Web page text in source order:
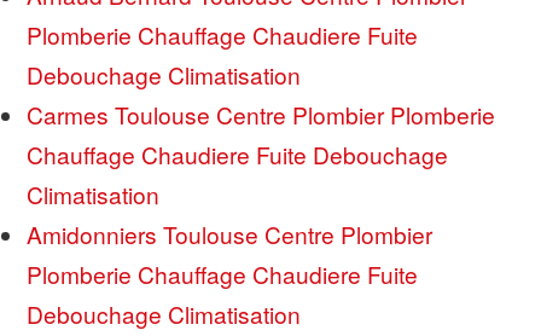
Plomberie Chauffage Chaudiere Fuite
Debouchage Climatisation
Carmes Toulouse Centre Plombier Plomberie
Chauffage Chaudiere Fuite Debouchage
Climatisation
Amidonniers Toulouse Centre Plombier
Plomberie Chauffage Chaudiere Fuite
Debouchage Climatisation